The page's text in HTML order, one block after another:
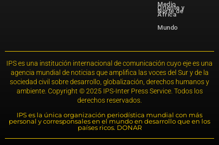
Medio
Oriente y
Norte de
África
Mundo
IPS es una institución internacional de comunicación cuyo eje es una
agencia mundial de noticias que amplifica las voces del Sur y de la
sociedad civil sobre desarrollo, globalización, derechos humanos y
ambiente. Copyright © 2025 IPS-Inter Press Service. Todos los
derechos reservados.
IPS es la única organización periodística mundial con más
personal y corresponsales en el mundo en desarrollo que en los
países ricos. DONAR